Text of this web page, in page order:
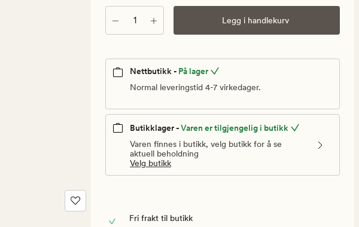
Antall Legg i handlekurv
Nettbutikk - På lager
Normal leveringstid 4-7 virkedager.
Butikklager -Varen er tilgjengelig i butikk
Varen finnes i butikk, velg butikk for å se
aktuell beholdning
Velg butikk
Fri frakt til butikk